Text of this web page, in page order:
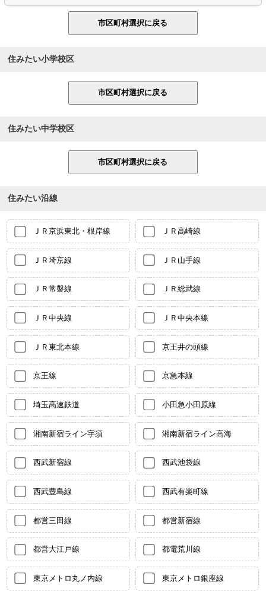
住みたい小学校区
住みたい中学校区
住みたい沿線
ＪＲ京浜東北・根岸線 ＪＲ高崎線
ＪＲ埼京線 ＪＲ山手線
ＪＲ常磐線 ＪＲ総武線
ＪＲ中央線 ＪＲ中央本線
ＪＲ東北本線 京王井の頭線
京王線 京急本線
埼玉高速鉄道 小田急小田原線
湘南新宿ライン宇須 湘南新宿ライン高海
西武新宿線 西武池袋線
西武豊島線 西武有楽町線
都営三田線 都営新宿線
都営大江戸線 都電荒川線
東京メトロ丸ノ内線 東京メトロ銀座線